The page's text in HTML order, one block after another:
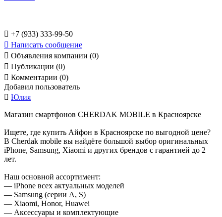
 +7 (933) 333-99-50
 Написать сообщение
 Объявления компании (0)
 Публикации (0)
 Комментарии (0)
Добавил пользователь
 Юлия
Магазин смартфонов CHERDAK MOBILE в Красноярске
Ищете, где купить Айфон в Красноярске по выгодной цене?
В Cherdak mobile вы найдёте большой выбор оригинальных
iPhone, Samsung, Xiaomi и других брендов с гарантией до 2
лет.
Наш основной ассортимент:
— iPhone всех актуальных моделей
— Samsung (серии A, S)
— Xiaomi, Honor, Huawei
— Аксессуары и комплектующие